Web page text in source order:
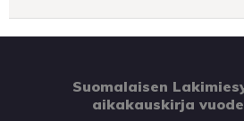
Suomalaisen
aikakauskirja